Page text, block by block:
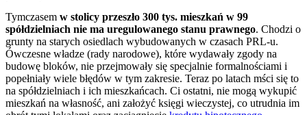
Tymczasem w stolicy przeszło 300 tys. mieszkań w 99
spółdzielniach nie ma uregulowanego stanu prawnego. Chodzi o
grunty na starych osiedlach wybudowanych w czasach PRL-u.
Ówczesne władze (rady narodowe), które wydawały zgody na
budowę bloków, nie przejmowały się specjalnie formalnościami i
popełniały wiele błędów w tym zakresie. Teraz po latach mści się to
na spółdzielniach i ich mieszkańcach. Ci ostatni, nie mogą wykupić
mieszkań na własność, ani założyć księgi wieczystej, co utrudnia im